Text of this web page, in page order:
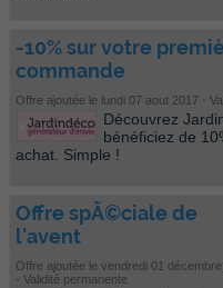
-10% sur votre
commande
Offre ajoutée le lundi 07 aout 2017 -
Découvrez
bénéficiez de
achat. Simple !
Offre spÃ©ciale de
l'avent
Offre ajoutée le vendredi 01
- Validité permanente